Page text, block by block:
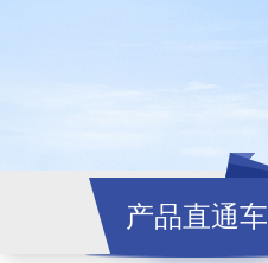
产品直通车